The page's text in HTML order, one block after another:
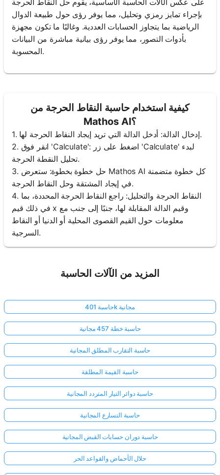
بإجراء تمايز رمزي وتحليل، مما يوفر رؤى حول طبيعة الدوال
الرياضية بما يتجاوز الحسابات العددية. وغالبًا ما تكون مجهزة
بأدوات التصور، مما يوفر رؤى بيانية مباشرة من البيانات
المحسوبة.
كيفية استخدام حاسبة النقاط الحرجة من
Mathos AI؟
1. إدخال الدالة: أدخل الدالة التي تريد إيجاد النقاط الحرجة لها.
2. انقر فوق 'Calculate': اضغط على زر 'Calculate' لبدء
تحليل النقطة الحرجة.
3. حل خطوة بخطوة: ستعرض Mathos AI كل خطوة متضمنة
في إيجاد المشتقة وحل النقاط الحرجة.
4. النقاط الحرجة والتحليل: راجع النقاط الحرجة المحددة، بما
في ذلك قيم x وقيم الدالة المقابلة لها، جنبًا إلى جنب مع
معلومات حول القيم القصوى المحلية أو الدنيا أو النقاط
السرجية.
المزيد من الآلات الحاسبة
حاسبة 401k مجانية
حاسبة خطة 457 مجانية
حاسبة التقارب المطلق المجانية
حاسبة القيمة المطلقة
حاسبة دوائر التيار المتردد المجانية
حاسبة التسارع المجانية
حاسبة دوران حسابات القبض المجانية
حلال الأحماض والقواعد الحر